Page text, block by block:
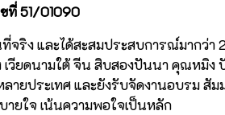
ที่ 51/01090
ริง และได้สะสมประสบการณ์มากว่า
เวียดนามใต้ จีน สิบสองปันนา คุณหมิง
ายประเทศ และยังรับจัดงานอบรม สั
ายใจ เน้นความพอใจเป็นหลัก